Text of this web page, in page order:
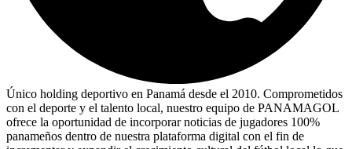
Único holding deportivo en Panamá desde el 2010. Comprometidos
con el deporte y el talento local, nuestro equipo de PANAMAGOL
ofrece la oportunidad de incorporar noticias de jugadores 100%
panameños dentro de nuestra plataforma digital con el fin de